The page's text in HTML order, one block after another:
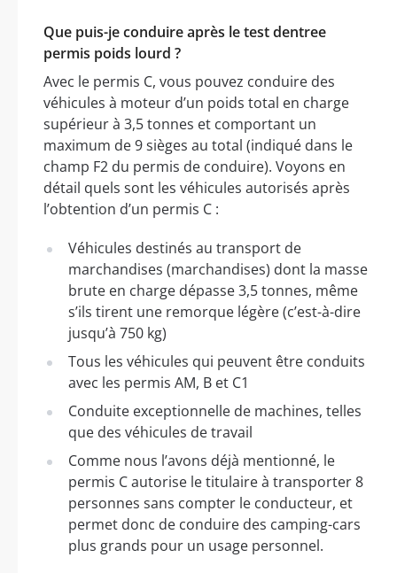
Que puis-je conduire après le test dentree
permis poids lourd ?
Avec le permis C, vous pouvez conduire des
véhicules à moteur d’un poids total en charge
supérieur à 3,5 tonnes et comportant un
maximum de 9 sièges au total (indiqué dans le
champ F2 du permis de conduire). Voyons en
détail quels sont les véhicules autorisés après
l’obtention d’un permis C :
Véhicules destinés au transport de
marchandises (marchandises) dont la masse
brute en charge dépasse 3,5 tonnes, même
s’ils tirent une remorque légère (c’est-à-dire
jusqu’à 750 kg)
Tous les véhicules qui peuvent être conduits
avec les permis AM, B et C1
Conduite exceptionnelle de machines, telles
que des véhicules de travail
Comme nous l’avons déjà mentionné, le
permis C autorise le titulaire à transporter 8
personnes sans compter le conducteur, et
permet donc de conduire des camping-cars
plus grands pour un usage personnel.